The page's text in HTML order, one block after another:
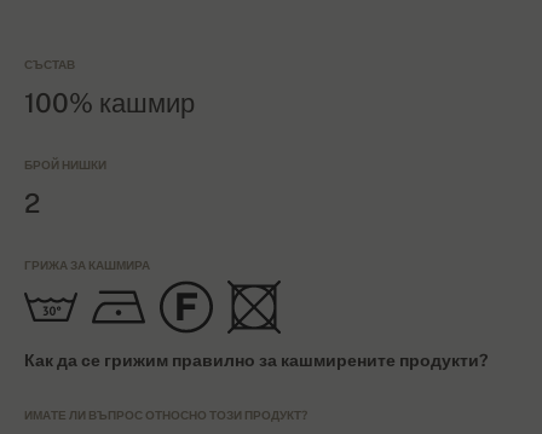
СЪСТАВ
100% кашмир
БРОЙ НИШКИ
2
ГРИЖА ЗА КАШМИРА
Как да се грижим правилно за кашмирените продукти?
ИМАТЕ ЛИ ВЪПРОС ОТНОСНО ТОЗИ ПРОДУКТ?